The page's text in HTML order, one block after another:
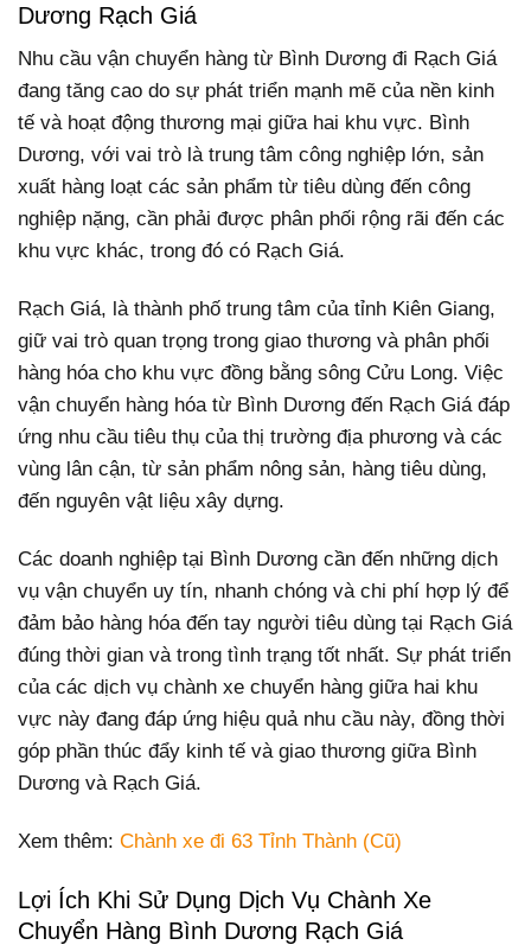
Dương Rạch Giá
Nhu cầu vận chuyển hàng từ Bình Dương đi Rạch Giá
đang tăng cao do sự phát triển mạnh mẽ của nền kinh
tế và hoạt động thương mại giữa hai khu vực. Bình
Dương, với vai trò là trung tâm công nghiệp lớn, sản
xuất hàng loạt các sản phẩm từ tiêu dùng đến công
nghiệp nặng, cần phải được phân phối rộng rãi đến các
khu vực khác, trong đó có Rạch Giá.
Rạch Giá, là thành phố trung tâm của tỉnh Kiên Giang,
giữ vai trò quan trọng trong giao thương và phân phối
hàng hóa cho khu vực đồng bằng sông Cửu Long. Việc
vận chuyển hàng hóa từ Bình Dương đến Rạch Giá đáp
ứng nhu cầu tiêu thụ của thị trường địa phương và các
vùng lân cận, từ sản phẩm nông sản, hàng tiêu dùng,
đến nguyên vật liệu xây dựng.
Các doanh nghiệp tại Bình Dương cần đến những dịch
vụ vận chuyển uy tín, nhanh chóng và chi phí hợp lý để
đảm bảo hàng hóa đến tay người tiêu dùng tại Rạch Giá
đúng thời gian và trong tình trạng tốt nhất. Sự phát triển
của các dịch vụ chành xe chuyển hàng giữa hai khu
vực này đang đáp ứng hiệu quả nhu cầu này, đồng thời
góp phần thúc đẩy kinh tế và giao thương giữa Bình
Dương và Rạch Giá.
Xem thêm: Chành xe đi 63 Tỉnh Thành (Cũ)
Lợi Ích Khi Sử Dụng Dịch Vụ Chành Xe
Chuyển Hàng Bình Dương Rạch Giá